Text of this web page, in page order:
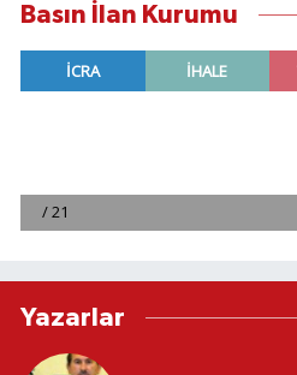
Basın İlan Kurumu
Yazarlar